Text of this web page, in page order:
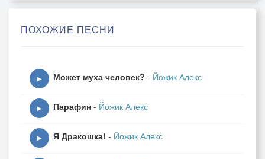
Не надо лжи - не надо слёз,
Я полюбил тебя всерьез,
Я полюбил тебя всерьез,
Тоску свою залью вином
ПОХОЖИЕ ПЕСНИ
▶ Может муха человек? - Йожик Алекс
▶ Парафин - Йожик Алекс
▶ Я Дракошка! - Йожик Алекс